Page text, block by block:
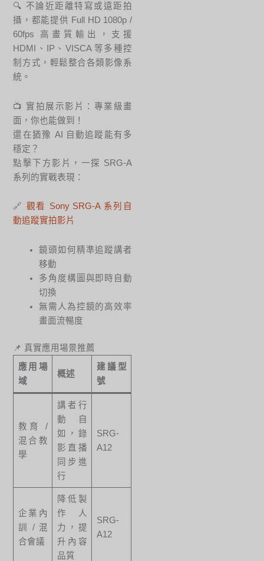
🔍 不論近距離特寫或遠距拍
攝，都能提供 Full HD 1080p /
60fps 高畫質輸出，支援
HDMI、IP、VISCA 等多種控
制方式，輕鬆整合各類影像系
統。
📺 實拍展示影片：專業級畫
面，你也能做到！
還在猶豫 AI 自動追蹤能有多
穩定？
點擊下方影片，一探 SRG-A
系列的實戰表現：
🔗 觀看 Sony SRG-A 系列自
動追蹤實拍影片
鏡頭如何精準追蹤講者
移動
多角度構圖與即時自動
切換
無需人為控鏡的高效率
畫面流暢度
📌 真實應用場景推薦
應用場
域
概述
建議型
號
教育 /
混合教
學
講者行
動自
如，錄
影直播
同步進
行
SRG-
A12
企業內
訓 / 混
合會議
降低製
作人
力，提
升內容
品質
SRG-
A12